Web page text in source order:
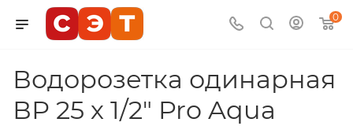
0
Водорозетка одинарная
ВР 25 х 1/2" Pro Aqua